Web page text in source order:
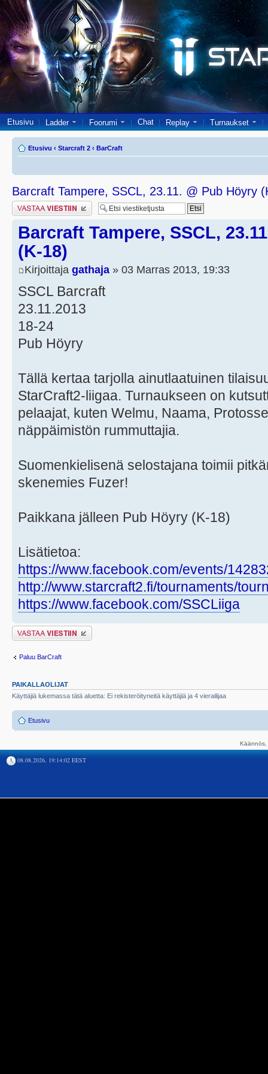
Etusivu Ladder Foorumi Chat Replay Turnaukset
Etusivu ‹ Starcraft 2 ‹ BarCraft
Barcraft Tampere, SSCL, 23.11. @ Pub Höyry
Lähetä vastaus
Barcraft Tampere, SSCL,
(K-18)
Kirjoittaja gathaja » 03 Marras 2013, 19:33
SSCL Barcraft
23.11.2013
18-24
Pub Höyry
Tällä kertaa tarjolla ainutlaatuinen
StarCraft2-liigaa. Turnaukseen on
pelaajat, kuten Welmu, Naama,
näppäimistön rummuttajia.
Suomenkielisenä selostajana toimii
skenemies Fuzer!
Paikkana jälleen Pub Höyry (K-18)
Lisätietoa:
https://www.facebook.com/events/
http://www.starcraft2.fi/tournaments/
https://www.facebook.com/SSCLiiga
Lähetä vastaus
Paluu BarCraft
PAIKALLAOLIJAT
Käyttäjiä lukemassa tätä aluetta: Ei rekisteröityneitä käyttäjiä ja 4 vierailijaa
Etusivu
08.08.2026, 19:14:02 EEST